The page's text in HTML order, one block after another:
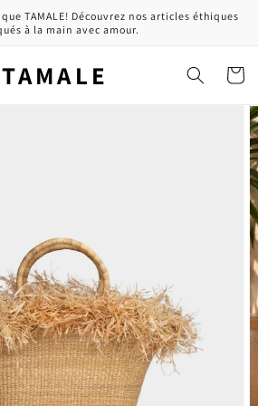
TAMALE! Découvrez nos articles éthiques
à la main avec amour.
TAMALE Panier
Ouvrir
1
des
supports
multimédia
dans
la
vue